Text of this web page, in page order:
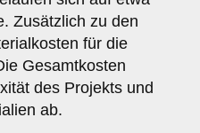
Zusätzlich zu den
für die
Gesamtkosten
des Projekts und
ab.